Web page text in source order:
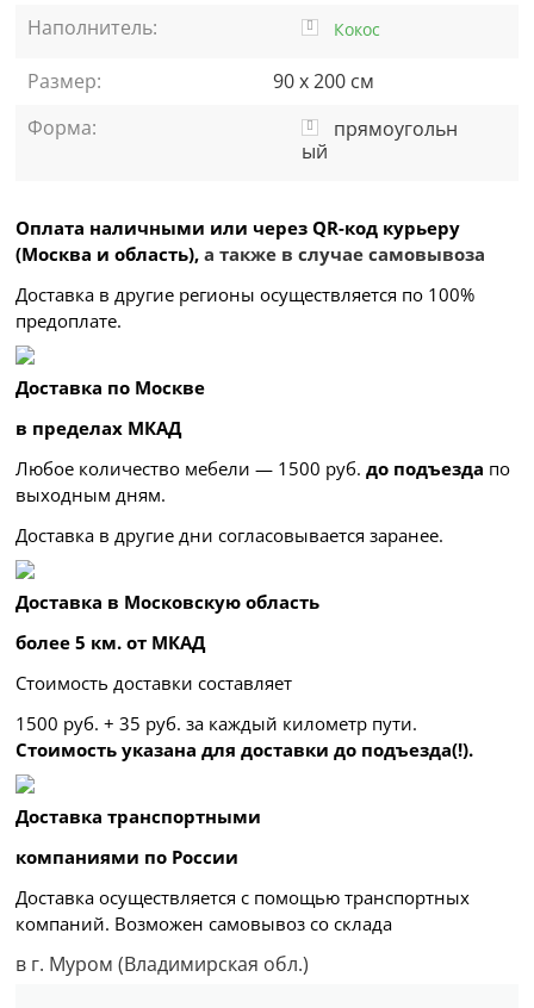
Наполнитель:
Кокос
Размер:
90 х 200 см
Форма:
прямоугольн
ый
Оплата наличными или через QR-код курьеру
(Москва и область), а также в случае самовывоза
Доставка в другие регионы осуществляется по 100%
предоплате.
Доставка по Москве
в пределах МКАД
Любое количество мебели — 1500 руб. до подъезда по
выходным дням.
Доставка в другие дни согласовывается заранее.
Доставка в Московскую область
более 5 км. от МКАД
Стоимость доставки составляет
1500 руб. + 35 руб. за каждый километр пути.
Стоимость указана для доставки до подъезда(!).
Доставка транспортными
компаниями по России
Доставка осуществляется с помощью транспортных
компаний. Возможен самовывоз со склада
в г. Муром (Владимирская обл.)